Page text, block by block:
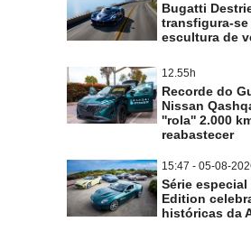
Bugatti
transfigura-se
escultura de
12.55h
Recorde do
Nissan
''rola'' 2.000
reabastecer
15:47 - 05-08-
Série especial
Edition
históricas da